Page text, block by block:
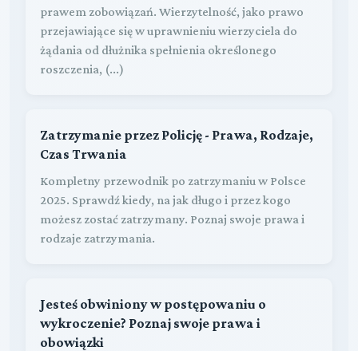
prawem zobowiązań. Wierzytelność, jako prawo
przejawiające się w uprawnieniu wierzyciela do
żądania od dłużnika spełnienia określonego
roszczenia, (...)
Zatrzymanie przez Policję - Prawa, Rodzaje,
Czas Trwania
Kompletny przewodnik po zatrzymaniu w Polsce
2025. Sprawdź kiedy, na jak długo i przez kogo
możesz zostać zatrzymany. Poznaj swoje prawa i
rodzaje zatrzymania.
Jesteś obwiniony w postępowaniu o
wykroczenie? Poznaj swoje prawa i
obowiązki